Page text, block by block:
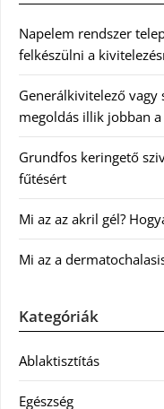
Napelem rendszer
felkészülni a
Generálkivitelező
megoldás illik jobban
Grundfos keringető
fűtésért
Mi az az akril gél?
Mi az a
Kategóriák
Ablaktisztítás
Egészség